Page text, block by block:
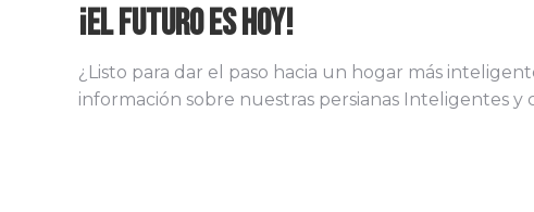
¡El Futuro es hoy!
¿Listo para dar el paso hacia un hogar más
información sobre nuestras persianas Inteligentes